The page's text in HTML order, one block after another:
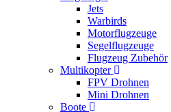
Jets
Warbirds
Motorflugzeuge
Segelflugzeuge
Flugzeug Zubehör
Multikopter
FPV Drohnen
Mini Drohnen
Boote